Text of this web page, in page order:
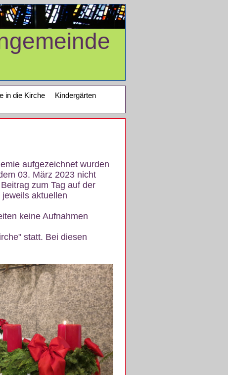
in die Kirche
Kindergärten
aufgezeichnet wurden
03. März 2023 nicht
zum Tag auf der
aktuellen
keine Aufnahmen
statt. Bei diesen